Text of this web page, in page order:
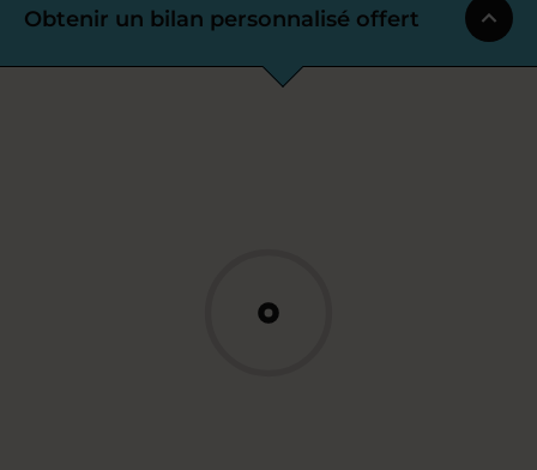
Obtenir un bilan personnalisé offert